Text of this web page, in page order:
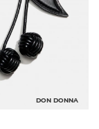
DON DONNA